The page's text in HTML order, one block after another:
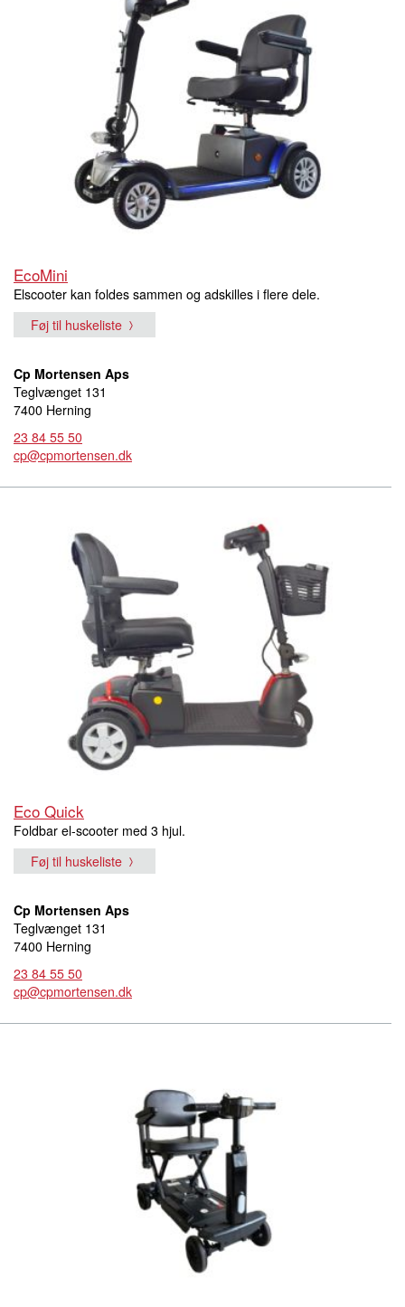
EcoMini
Elscooter kan foldes sammen og adskilles i flere dele.
Føj til huskeliste
Cp Mortensen Aps
Teglvænget 131
7400 Herning
23 84 55 50
cp@cpmortensen.dk
Eco Quick
Foldbar el-scooter med 3 hjul.
Føj til huskeliste
Cp Mortensen Aps
Teglvænget 131
7400 Herning
23 84 55 50
cp@cpmortensen.dk